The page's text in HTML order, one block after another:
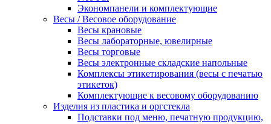
Экономпанели и комплектующие
Весы / Весовое оборудование
Весы крановые
Весы лабораторные, ювелирные
Весы торговые
Весы электронные складские напольные
Комплексы этикетирования (весы с печатью
этикеток)
Комплектующие к весовому оборудованию
Изделия из пластика и оргстекла
Подставки под меню, печатную продукцию,